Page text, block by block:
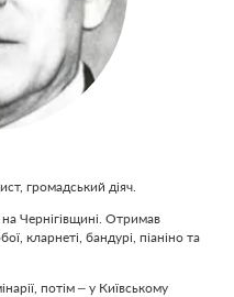
громадський діяч.
Чернігівщині. Отримав
кларнеті, бандурі, піаніно та
потім – у Київському